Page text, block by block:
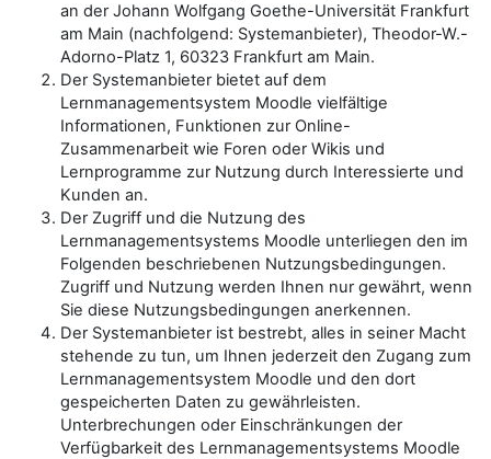
an der Johann Wolfgang Goethe-Universität Frankfurt
am Main (nachfolgend: Systemanbieter), Theodor-W.-
Adorno-Platz 1, 60323 Frankfurt am Main.
Der Systemanbieter bietet auf dem
Lernmanagementsystem Moodle vielfältige
Informationen, Funktionen zur Online-
Zusammenarbeit wie Foren oder Wikis und
Lernprogramme zur Nutzung durch Interessierte und
Kunden an.
Der Zugriff und die Nutzung des
Lernmanagementsystems Moodle unterliegen den im
Folgenden beschriebenen Nutzungsbedingungen.
Zugriff und Nutzung werden Ihnen nur gewährt, wenn
Sie diese Nutzungsbedingungen anerkennen.
Der Systemanbieter ist bestrebt, alles in seiner Macht
stehende zu tun, um Ihnen jederzeit den Zugang zum
Lernmanagementsystem Moodle und den dort
gespeicherten Daten zu gewährleisten.
Unterbrechungen oder Einschränkungen der
Verfügbarkeit des Lernmanagementsystems Moodle